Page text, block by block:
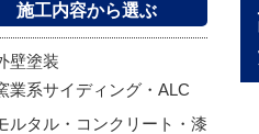
施工内容から選ぶ
壁塗装
業系サイディング・ALC
ルタル・コンクリート・漆